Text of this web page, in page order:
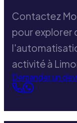
Contactez
pour explorer
activité à
Demander un